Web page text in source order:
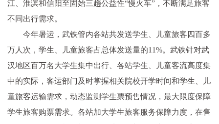
江、淮滨和信阳至固始三趟公益性“慢火车”，不断满足旅客
不同出行需求。
今年暑运，武铁管内各站共发送学生、儿童旅客四百多
万人次，学生、儿童旅客占总体发送量的11%。武铁针对武
汉地区百万名大学生集中出行、各站学生、儿童客流高度集
中的实际，客运部门及时掌握相关院校开学时间和学生、儿
童旅客运输需求，动态监测学生票预售情况，最大限度保障
学生旅客购票需求。各站加大学生旅客服务保障力度，在售